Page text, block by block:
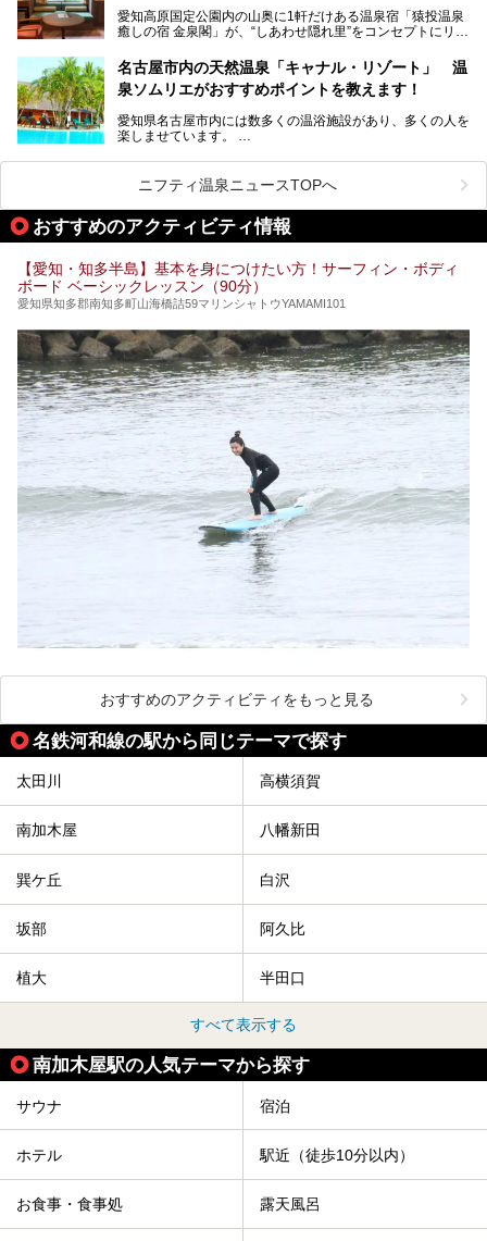
さっそく取材してきました！
愛知高原国定公園内の山奥に1軒だけある温泉宿「猿投温泉
癒しの宿 金泉閣」が、“しあわせ隠れ里”をコンセプトにリニ
天然ラドン温泉が堪能できるお風呂や、新設・改装された客
室、地元の食材と温泉水で作られたお料理……。
ご紹介します。
名古屋市内の天然温泉「キャナル・リゾート」 温
泉ソムリエがおすすめポイントを教えます！
愛知県名古屋市内には数多くの温浴施設があり、多くの人を
楽しませています。
ムリエの目線で紹介していきます！
名古屋市内にはスーパー銭湯や日帰り温泉が多く、「どこに
行こうかな？」と悩んでしまう方も多いと思います。
ぜひこの記事を参考にして「キャナル・リゾート」に出かけ
てみるのはいかがでしょうか？
ニフティ温泉ニュースTOPへ
おすすめのアクティビティ情報
【愛知・知多半島】基本を身につけたい方！サーフィン・ボディ
ボード ベーシックレッスン（90分）
愛知県知多郡南知多町山海橋詰59マリンシャトウYAMAMI101
おすすめのアクティビティをもっと見る
名鉄河和線の駅から同じテーマで探す
太田川 高横須賀
南加木屋 八幡新田
巽ケ丘 白沢
坂部 阿久比
植大 半田口
すべて表示する
南加木屋駅の人気テーマから探す
サウナ 宿泊
ホテル 駅近（徒歩10分以内）
お食事・食事処 露天風呂